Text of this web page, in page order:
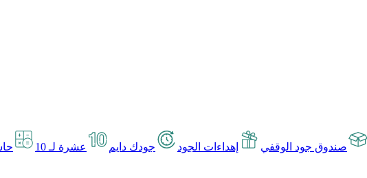
صندوق جود الوقفي إهداءات الجود جودك دايم عشرة لـ 10